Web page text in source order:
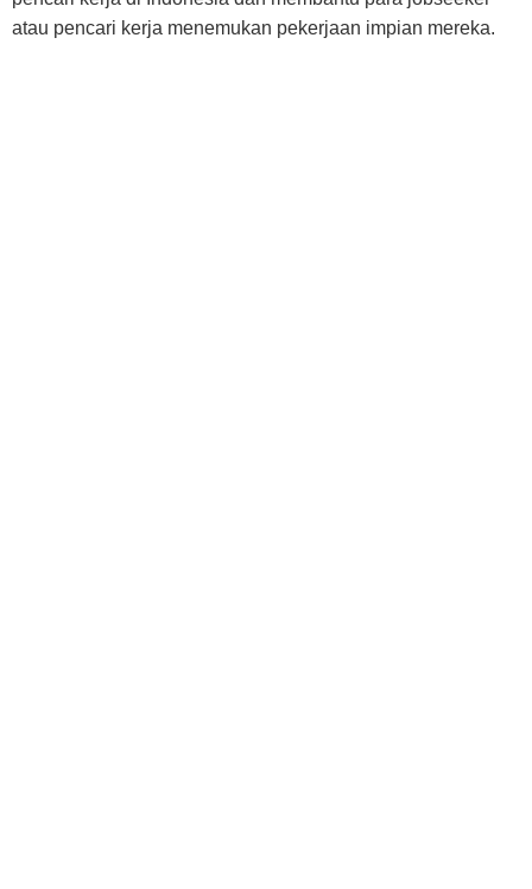
atau pencari kerja menemukan pekerjaan impian mereka.